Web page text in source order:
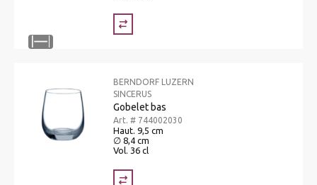
BERNDORF LUZERN
SINCERUS
Gobelet bas
Art. # 744002030
Haut. 9,5 cm
∅ 8,4 cm
Vol. 36 cl